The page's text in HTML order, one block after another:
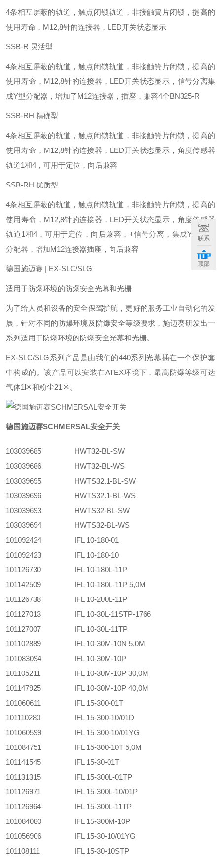
4条相互屏蔽的轨道，触点闭锁轨道，非接触簧片闭锁，提高的
使用寿命，M12,8针的连接器，LED开关状态显示
SSB-R 灵活型
4条相互屏蔽的轨道，触点闭锁轨道，非接触簧片闭锁，提高的
使用寿命，M12,8针的连接器，LED开关状态显示，信号分离集
成Y型分配器，增加了M12连接器，插座，兼容4个BN325-R
SSB-RH 精确型
4条相互屏蔽的轨道，触点闭锁轨道，非接触簧片闭锁，提高的
使用寿命，M12,8针的连接器，LED开关状态显示，角度传感器
轨道1和4，可用于定位，向后兼容
SSB-RH 优质型
4条相互屏蔽的轨道，触点闭锁轨道，非接触簧片闭锁，提高的
使用寿命，M12,8针的连接器，LED开关状态显示，角度传感器
轨道1和4，可用于定位，向后兼容，+信号分离，集成Y型型号
分配器，增加M12连接器插座，向后兼容
德国施迈赛 | EX-SLC/SLG
适用于防爆环境的防爆安全光幕和光栅
为了给人员和设备的安全保驾护航，更好的服务工业自动化的发
展，针对不同的防爆环境及防爆安全等级要求，施迈赛研发出一
系列适用于防爆环境的防爆安全光幕和光栅。
EX-SLC/SLG系列产品是由我们的440系列光幕插在一个保护套
中构成的。该产品可以安装在ATEX环境下，最高防爆等级可达
气体1区和粉尘21区。
德国施迈赛SCHMERSAL安全开关
103039685
HWT32-BL-SW
103039686
HWT32-BL-WS
103039695
HWTS32.1-BL-SW
103039696
HWTS32.1-BL-WS
103039693
HWTS32-BL-SW
103039694
HWTS32-BL-WS
101092424
IFL 10-180-01
101092423
IFL 10-180-10
101126730
IFL 10-180L-11P
101142509
IFL 10-180L-11P 5,0M
101126738
IFL 10-200L-11P
101127013
IFL 10-30L-11STP-1766
101127007
IFL 10-30L-11TP
101102889
IFL 10-30M-10N 5,0M
101083094
IFL 10-30M-10P
101105211
IFL 10-30M-10P 30,0M
101147925
IFL 10-30M-10P 40,0M
101060611
IFL 15-300-01T
101110280
IFL 15-300-10/01D
101060599
IFL 15-300-10/01YG
101084751
IFL 15-300-10T 5,0M
101141545
IFL 15-30-01T
101131315
IFL 15-300L-01TP
101126971
IFL 15-300L-10/01P
101126964
IFL 15-300L-11TP
101084080
IFL 15-300M-10P
101056906
IFL 15-30-10/01YG
101108111
IFL 15-30-10STP
联系
顶部